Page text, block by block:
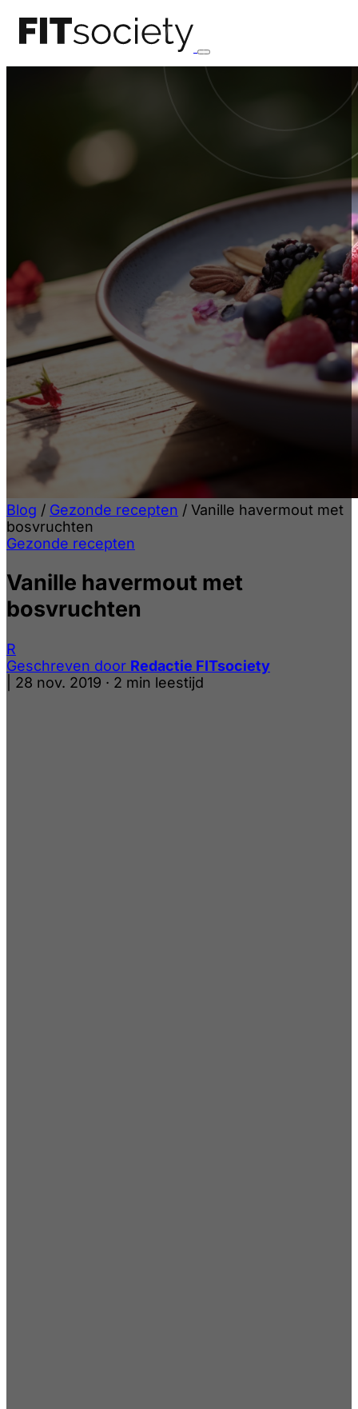
Blog / Gezonde recepten / Vanille havermout met
bosvruchten
Gezonde recepten
Vanille havermout met
bosvruchten
R
Geschreven door Redactie FITsociety
28 nov. 2019 · 2 min leestijd